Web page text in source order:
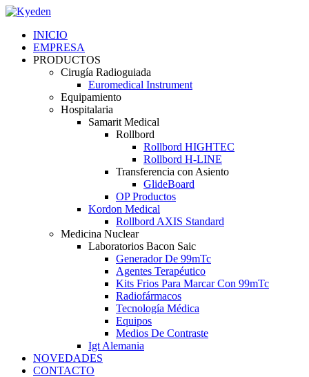
INICIO
EMPRESA
PRODUCTOS
Cirugía Radioguiada
Euromedical Instrument
Equipamiento
Hospitalaria
Samarit Medical
Rollbord
Rollbord HIGHTEC
Rollbord H-LINE
Transferencia con Asiento
GlideBoard
OP Productos
Kordon Medical
Rollbord AXIS Standard
Medicina Nuclear
Laboratorios Bacon Saic
Generador De 99mTc
Agentes Terapéutico
Kits Frios Para Marcar Con 99mTc
Radiofármacos
Tecnología Médica
Equipos
Medios De Contraste
Igt Alemania
NOVEDADES
CONTACTO